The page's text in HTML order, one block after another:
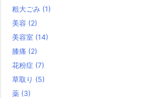
粗大ごみ (1)
美容 (2)
美容室 (14)
膝痛 (2)
花粉症 (7)
草取り (5)
薬 (3)